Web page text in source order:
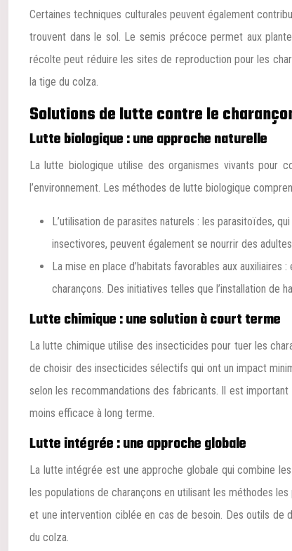
Certaines techniques culturales peuvent également
trouvent dans le sol. Le semis précoce permet aux
récolte peut réduire les sites de reproduction pour les
la tige du colza.
Solutions de lutte contre le
Lutte biologique : une approche naturelle
La lutte biologique utilise des organismes vivants pour
l’environnement. Les méthodes de lutte biologique
L’utilisation de parasites naturels : les parasitoïdes,
insectivores, peuvent également se nourrir des
La mise en place d’habitats favorables aux
charançons. Des initiatives telles que l’installation de
Lutte chimique : une solution à court terme
La lutte chimique utilise des insecticides pour tuer les
de choisir des insecticides sélectifs qui ont un impact
selon les recommandations des fabricants. Il est
moins efficace à long terme.
Lutte intégrée : une approche globale
La lutte intégrée est une approche globale qui combine
les populations de charançons en utilisant les méthodes
et une intervention ciblée en cas de besoin. Des outils
du colza.